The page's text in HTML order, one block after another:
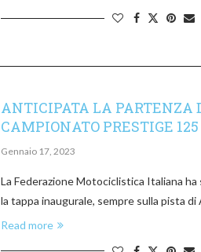
ANTICIPATA LA PARTENZA
CAMPIONATO PRESTIGE
Gennaio 17, 2023
La Federazione Motociclistica Italiana ha
la tappa inaugurale, sempre sulla pista
Read more